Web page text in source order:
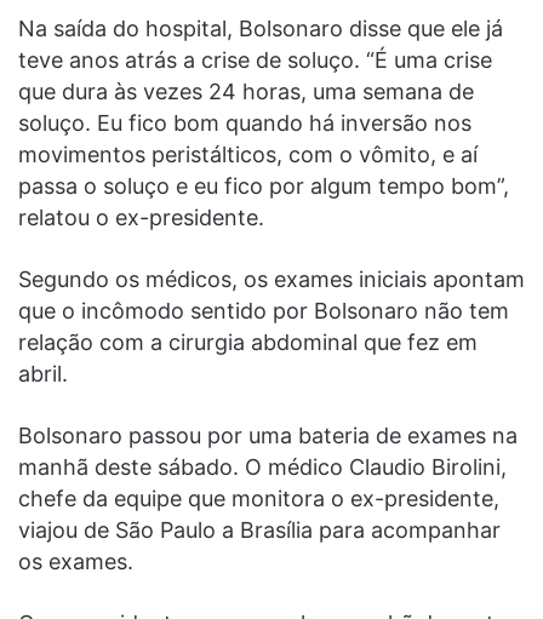
Na saída do hospital, Bolsonaro disse que ele já
teve anos atrás a crise de soluço. “É uma crise
que dura às vezes 24 horas, uma semana de
soluço. Eu fico bom quando há inversão nos
movimentos peristálticos, com o vômito, e aí
passa o soluço e eu fico por algum tempo bom”,
relatou o ex-presidente.
Segundo os médicos, os exames iniciais apontam
que o incômodo sentido por Bolsonaro não tem
relação com a cirurgia abdominal que fez em
abril.
Bolsonaro passou por uma bateria de exames na
manhã deste sábado. O médico Claudio Birolini,
chefe da equipe que monitora o ex-presidente,
viajou de São Paulo a Brasília para acompanhar
os exames.